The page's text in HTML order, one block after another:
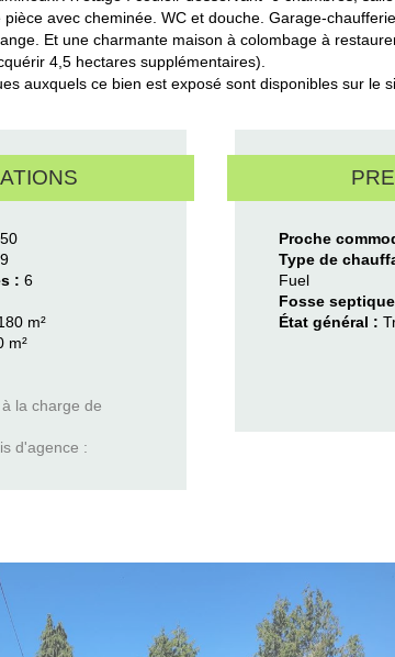
avec cheminée. WC et douche. Garage-
Et une charmante maison à colombage à
4,5 hectares supplémentaires).
auxquels ce bien est exposé sont disponibles sur le
9
:6
m²
m²
la charge de
d'agence :
Proche
Type de
Fuel
Fosse
État général :